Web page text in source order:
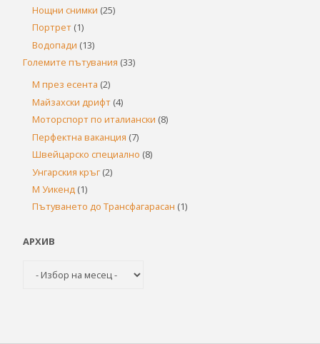
Нощни снимки (25)
Портрет (1)
Водопади (13)
Големите пътувания (33)
М през есента (2)
Майзахски дрифт (4)
Моторспорт по италиански (8)
Перфектна ваканция (7)
Швейцарско специално (8)
Унгарския кръг (2)
М Уикенд (1)
Пътуването до Трансфагарасан (1)
АРХИВ